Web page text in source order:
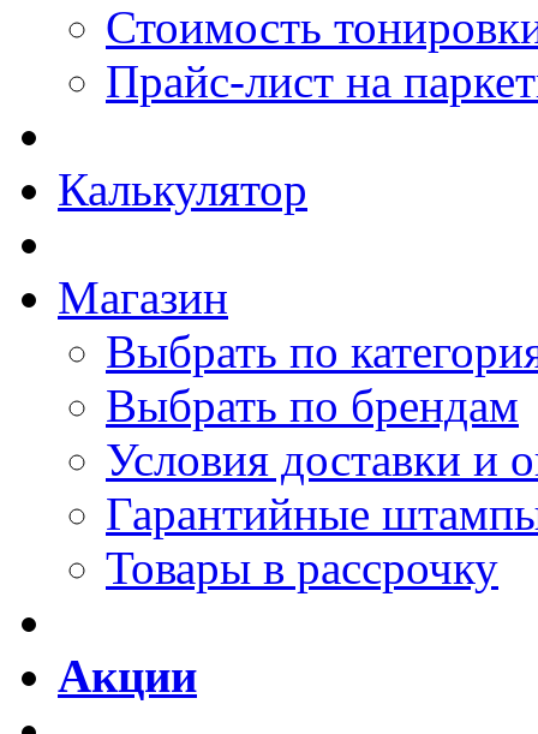
Стоимость
Прайс-лист на
Калькулятор
Магазин
Выбрать по
Выбрать по брендам
Условия доставки и
Гарантийные
Товары в рассрочку
Акции